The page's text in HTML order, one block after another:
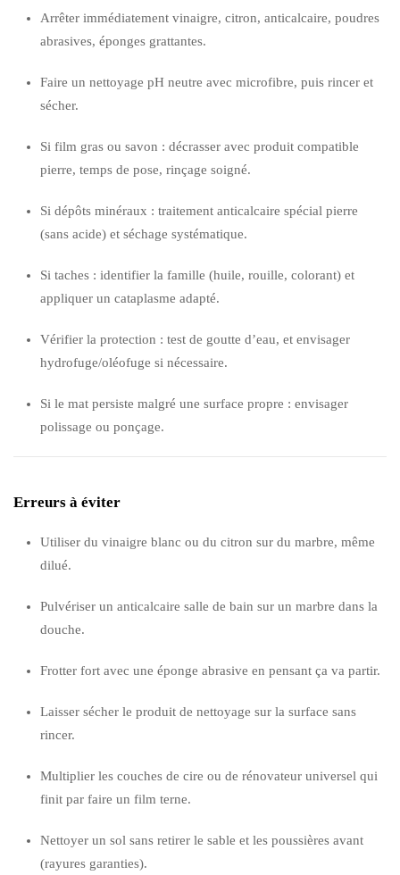
Arrêter immédiatement vinaigre, citron, anticalcaire, poudres
abrasives, éponges grattantes.
Faire un nettoyage pH neutre avec microfibre, puis rincer et
sécher.
Si film gras ou savon : décrasser avec produit compatible
pierre, temps de pose, rinçage soigné.
Si dépôts minéraux : traitement anticalcaire spécial pierre
(sans acide) et séchage systématique.
Si taches : identifier la famille (huile, rouille, colorant) et
appliquer un cataplasme adapté.
Vérifier la protection : test de goutte d’eau, et envisager
hydrofuge/oléofuge si nécessaire.
Si le mat persiste malgré une surface propre : envisager
polissage ou ponçage.
Erreurs à éviter
Utiliser du vinaigre blanc ou du citron sur du marbre, même
dilué.
Pulvériser un anticalcaire salle de bain sur un marbre dans la
douche.
Frotter fort avec une éponge abrasive en pensant ça va partir.
Laisser sécher le produit de nettoyage sur la surface sans
rincer.
Multiplier les couches de cire ou de rénovateur universel qui
finit par faire un film terne.
Nettoyer un sol sans retirer le sable et les poussières avant
(rayures garanties).